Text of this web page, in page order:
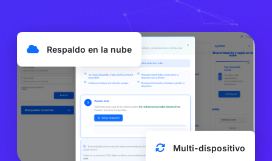
Respaldo en la nube
Multi-dispositivo